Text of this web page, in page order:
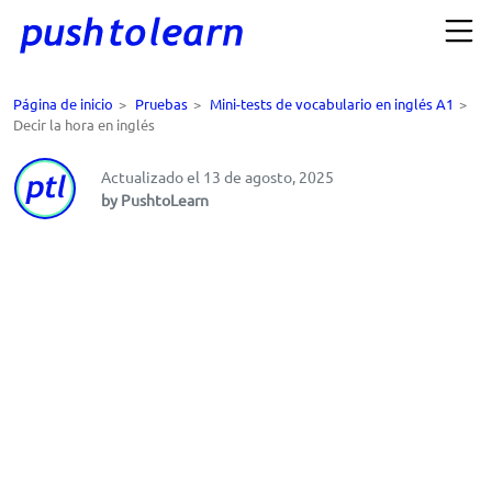
Página de inicio > Pruebas > Mini-tests de vocabulario en inglés A1 >
Decir la hora en inglés
Actualizado el 13 de agosto, 2025
by PushtoLearn